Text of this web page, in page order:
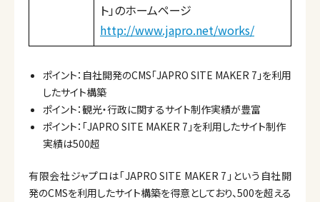
ト」のホームページ
http://www.japro.net/works/
ポイント：自社開発のCMS「JAPRO SITE MAKER 7」を利用
したサイト構築
ポイント：観光・行政に関するサイト制作実績が豊富
ポイント：「JAPRO SITE MAKER 7」を利用したサイト制作
実績は500超
有限会社ジャプロは「JAPRO SITE MAKER 7」という自社開
発のCMSを利用したサイト構築を得意としており、500を超える